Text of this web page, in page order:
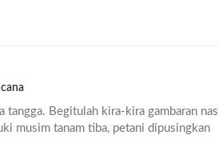
tangga. Begitulah kira-kira gambaran
musim tanam tiba, petani dipusingkan